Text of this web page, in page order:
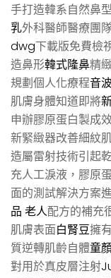
手打造韓系自然鼻
乳外科醫師醫療團
dwg下載版免費檢
造鼻形韓式隆鼻精
規劃個人化療程音
肌膚身體知道即將
申辦膠原蛋白製成
新緊緻器改善細紋
造屬雷射技術引起
充人工淚液，膠原
面的測試解決方案
品 老人配方的補充
肌膚表面白腎豆擁
質逆轉肌齡自體童
對用於真皮層注射